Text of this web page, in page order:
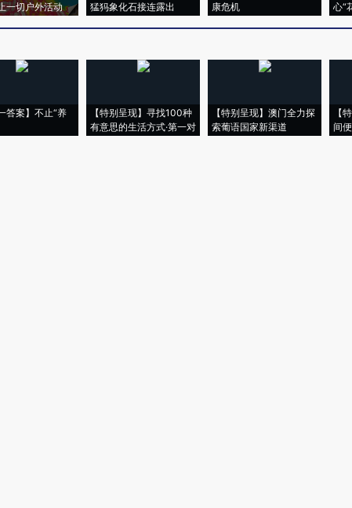
一切户外活动
猛犸象化石接连露出
康危机
心“
答案】不止“养
【特别呈现】寻找100种
有意思的生活方式·第一对
【特别呈现】澳门全力探
索葡语国家新渠道
【
间